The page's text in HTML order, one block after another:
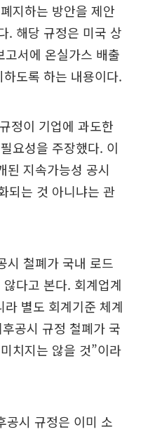
지하는 방안을 제안
. 해당 규정은 미국 상
서에 온실가스 배출
도록 하는 내용이다.
정이 기업에 과도한
요성을 주장했다. 이
된 지속가능성 공시
되는 것 아니냐는 관
시 철폐가 국내 로드
다고 본다. 회계업계
별도 회계기준 체계
공시 규정 철폐가 국
치지는 않을 것”이라
공시 규정은 이미 소